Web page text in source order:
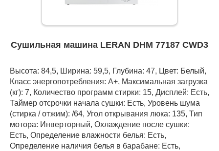
Сушильная машина LERAN DHM 77187 CWD3
Высота: 84,5, Ширина: 59,5, Глубина: 47, Цвет: Белый,
Класс энергопотребления: A+, Максимальная загрузка
(кг): 7, Количество программ стирки: 15, Дисплей: Есть,
Таймер отсрочки начала сушки: Есть, Уровень шума
(стирка / отжим): /64, Угол открывания люка: 135, Тип
мотора: Инверторный, Охлаждение после сушки:
Есть, Определение влажности белья: Есть,
Определение наличия белья в барабане: Есть,